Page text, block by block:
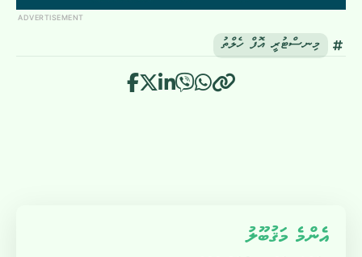
ADVERTISEMENT
މިނސްޓުރީ އޮފް ހެލްތު
އެންމެ މަޤުބޫލު